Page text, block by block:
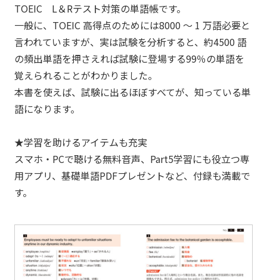
TOEIC L＆Rテスト対策の単語帳です。
一般に、TOEIC 高得点のためには8000 ～ 1 万語必要と
言われていますが、実は試験を分析すると、約4500 語
の頻出単語を押さえれば試験に登場する99％の単語を
覚えられることがわかりました。
本書を使えば、試験に出るほぼすべてが、知っている単
語になります。
★学習を助けるアイテムも充実
スマホ・PCで聴ける無料音声、Part5学習にも役立つ専
用アプリ、基礎単語PDFプレゼントなど、付録も満載で
す。